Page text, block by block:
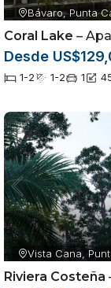
Bávaro, Punta
Coral Lake –
Desde
1-2 1-2 1
Vista Cana,
Riviera Costeña